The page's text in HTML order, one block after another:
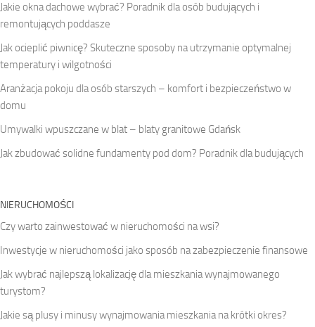
Jakie okna dachowe wybrać? Poradnik dla osób budujących i
remontujących poddasze
Jak ocieplić piwnicę? Skuteczne sposoby na utrzymanie optymalnej
temperatury i wilgotności
Aranżacja pokoju dla osób starszych – komfort i bezpieczeństwo w
domu
Umywalki wpuszczane w blat – blaty granitowe Gdańsk
Jak zbudować solidne fundamenty pod dom? Poradnik dla budujących
NIERUCHOMOŚCI
Czy warto zainwestować w nieruchomości na wsi?
Inwestycje w nieruchomości jako sposób na zabezpieczenie finansowe
Jak wybrać najlepszą lokalizację dla mieszkania wynajmowanego
turystom?
Jakie są plusy i minusy wynajmowania mieszkania na krótki okres?